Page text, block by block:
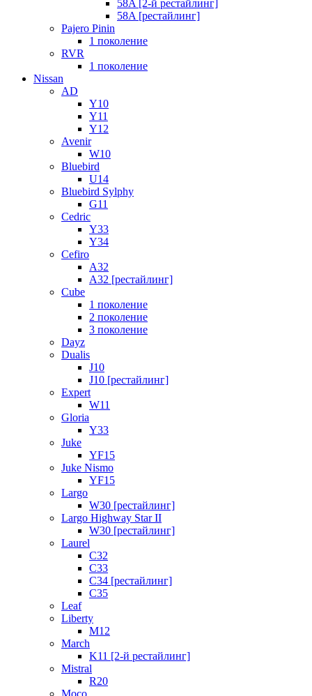
58A [2-й рестайлинг]
58A [рестайлинг]
Pajero Pinin
1 поколение
RVR
1 поколение
Nissan
AD
Y10
Y11
Y12
Avenir
W10
Bluebird
U14
Bluebird Sylphy
G11
Cedric
Y33
Y34
Cefiro
A32
A32 [рестайлинг]
Cube
1 поколение
2 поколение
3 поколение
Dayz
Dualis
J10
J10 [рестайлинг]
Expert
W11
Gloria
Y33
Juke
YF15
Juke Nismo
YF15
Largo
W30 [рестайлинг]
Largo Highway Star II
W30 [рестайлинг]
Laurel
C32
C33
C34 [рестайлинг]
C35
Leaf
Liberty
M12
March
K11 [2-й рестайлинг]
Mistral
R20
Moco